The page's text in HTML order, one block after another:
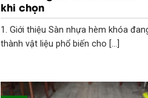
khi chọn
1. Giới thiệu Sàn nhựa hèm khóa
thành vật liệu phổ biến cho [...]